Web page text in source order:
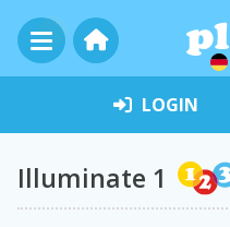
LOGIN
Illuminate 1